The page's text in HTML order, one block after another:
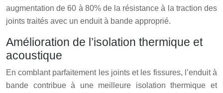
augmentation de 60 à 80% de la résistance à la traction des
joints traités avec un enduit à bande approprié.
Amélioration de l’isolation thermique et
acoustique
En comblant parfaitement les joints et les fissures, l’enduit à
bande contribue à une meilleure isolation thermique et